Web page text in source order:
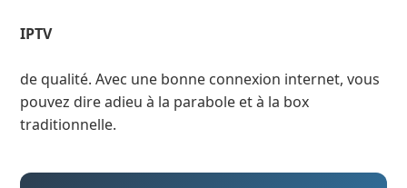
IPTV
de qualité. Avec une bonne connexion internet, vous
pouvez dire adieu à la parabole et à la box
traditionnelle.